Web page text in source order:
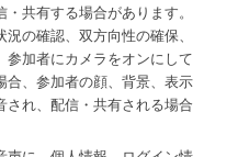
共有する場合があります。
の確認、双方向性の確保、
参加者にカメラをオンにして
合、参加者の顔、背景、表示
され、配信・共有される場合